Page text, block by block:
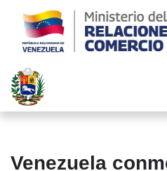
Venezuela